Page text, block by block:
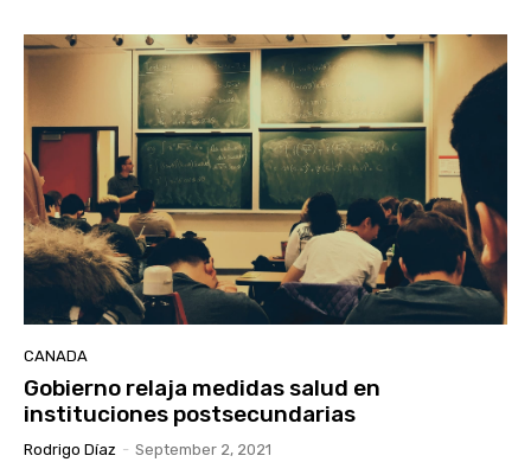
CANADA
Gobierno relaja medidas salud en
instituciones postsecundarias
Rodrigo Díaz - September 2, 2021